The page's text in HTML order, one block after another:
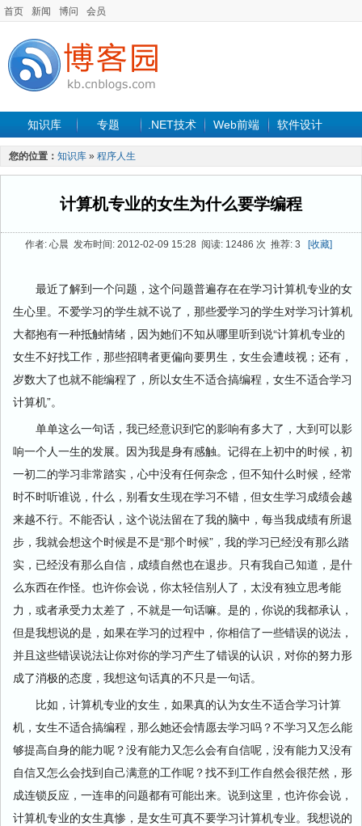
首页 新闻 博问 会员
知识库 专题 .NET技术 Web前端 软件设计
手机开发 软件工程
最新文章
您的位置： 知识库 » 程序人生
计算机专业的女生为什么要学编程
作者: 心晨 发布时间: 2012-02-09 15:28 阅读: 12486 次 推荐: 3 [收藏]
最近了解到一个问题，这个问题普遍存在在学习计算机专业的女
生心里。不爱学习的学生就不说了，那些爱学习的学生对学习计算机
大都抱有一种抵触情绪，因为她们不知从哪里听到说“计算机专业的
女生不好找工作，那些招聘者更偏向要男生，女生会遭歧视；还有，
岁数大了也就不能编程了，所以女生不适合搞编程，女生不适合学习
计算机”。
单单这么一句话，我已经意识到它的影响有多大了，大到可以影
响一个人一生的发展。因为我是身有感触。记得在上初中的时候，初
一初二的学习非常踏实，心中没有任何杂念，但不知什么时候，经常
时不时听谁说，什么，别看女生现在学习不错，但女生学习成绩会越
来越不行。不能否认，这个说法留在了我的脑中，每当我成绩有所退
步，我就会想这个时候是不是“那个时候”，我的学习已经没有那么踏
实，已经没有那么自信，成绩自然也在退步。只有我自己知道，是什
么东西在作怪。也许你会说，你太轻信别人了，太没有独立思考能
力，或者承受力太差了，不就是一句话嘛。是的，你说的我都承认，
但是我想说的是，如果在学习的过程中，你相信了一些错误的说法，
并且这些错误说法让你对你的学习产生了错误的认识，对你的努力形
成了消极的态度，我想这句话真的不只是一句话。
比如，计算机专业的女生，如果真的认为女生不适合学习计算
机，女生不适合搞编程，那么她还会情愿去学习吗？不学习又怎么能
够提高自身的能力呢？没有能力又怎么会有自信呢，没有能力又没有
自信又怎么会找到自己满意的工作呢？找不到工作自然会很茫然，形
成连锁反应，一连串的问题都有可能出来。说到这里，也许你会说，
计算机专业的女生真惨，是女生可真不要学习计算机专业。我想说的